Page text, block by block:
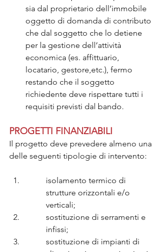
sia dal proprietario dell’immobile
oggetto di domanda di contributo
che dal soggetto che lo detiene
per la gestione dell’attività
economica (es. affittuario,
locatario, gestore,etc.), fermo
restando che il soggetto
richiedente deve rispettare tutti i
requisiti previsti dal bando.
PROGETTI FINANZIABILI
Il progetto deve prevedere almeno una
delle seguenti tipologie di intervento:
isolamento termico di
strutture orizzontali e/o
verticali;
sostituzione di serramenti e
infissi;
sostituzione di impianti di